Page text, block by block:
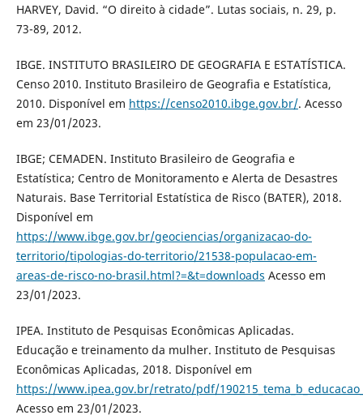
HARVEY, David. “O direito à cidade”. Lutas sociais, n. 29, p.
73-89, 2012.
IBGE. INSTITUTO BRASILEIRO DE GEOGRAFIA E ESTATÍSTICA.
Censo 2010. Instituto Brasileiro de Geografia e Estatística,
2010. Disponível em https://censo2010.ibge.gov.br/. Acesso
em 23/01/2023.
IBGE; CEMADEN. Instituto Brasileiro de Geografia e
Estatística; Centro de Monitoramento e Alerta de Desastres
Naturais. Base Territorial Estatística de Risco (BATER), 2018.
Disponível em
https://www.ibge.gov.br/geociencias/organizacao-do-
territorio/tipologias-do-territorio/21538-populacao-em-
areas-de-risco-no-brasil.html?=&t=downloads Acesso em
23/01/2023.
IPEA. Instituto de Pesquisas Econômicas Aplicadas.
Educação e treinamento da mulher. Instituto de Pesquisas
Econômicas Aplicadas, 2018. Disponível em
https://www.ipea.gov.br/retrato/pdf/
Acesso em 23/01/2023.